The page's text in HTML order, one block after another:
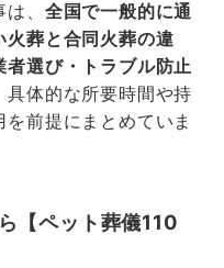
、 全国で一般的に通
火葬と合同火葬の違
選び・トラブル防止
具体的な所要時間や持
前提にまとめていま
【ペット葬儀110